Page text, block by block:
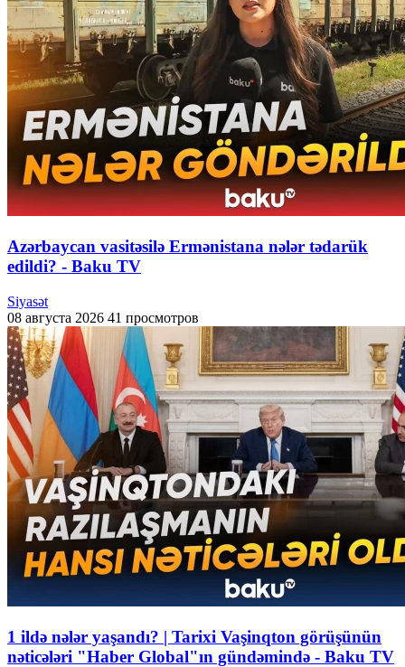
Azərbaycan vasitəsilə Ermənistana nələr tədarük
edildi? - Baku TV
Siyasət
08 августа 2026 41 просмотров
1 ildə nələr yaşandı? | Tarixi Vaşinqton görüşünün
nəticələri "Haber Global"ın gündəmində - Baku TV